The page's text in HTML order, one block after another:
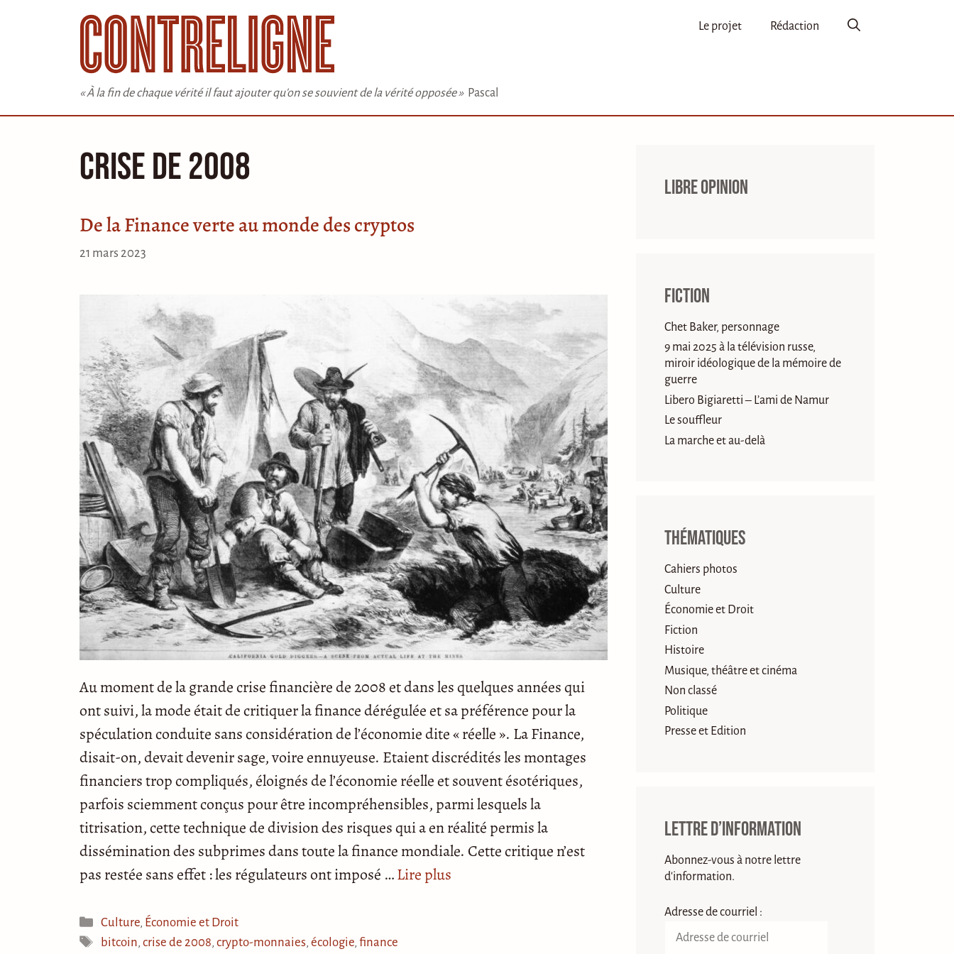
« À la fin de chaque vérité il faut ajouter qu'on se souvient de la vérité opposée » Pascal
Le projet Rédaction
crise de 2008
De la Finance verte au monde des cryptos
21 mars 2023
Au moment de la grande crise financière de 2008 et dans les quelques années qui
ont suivi, la mode était de critiquer la finance dérégulée et sa préférence pour la
spéculation conduite sans considération de l’économie dite « réelle ». La Finance,
disait-on, devait devenir sage, voire ennuyeuse. Etaient discrédités les montages
financiers trop compliqués, éloignés de l’économie réelle et souvent ésotériques,
parfois sciemment conçus pour être incompréhensibles, parmi lesquels la
titrisation, cette technique de division des risques qui a en réalité permis la
dissémination des subprimes dans toute la finance mondiale. Cette critique n’est
pas restée sans effet : les régulateurs ont imposé …Lire plus
Catégories
Culture, Économie et Droit
Étiquettes
bitcoin, crise de 2008, crypto-monnaies, écologie, finance
Libre opinion
Fiction
Chet Baker, personnage
9 mai 2025 à la télévision russe,
miroir idéologique de la mémoire de
guerre
Libero Bigiaretti – L’ami de Namur
Le souffleur
La marche et au-delà
Thématiques
Cahiers photos
Culture
Économie et Droit
Fiction
Histoire
Musique, théâtre et cinéma
Non classé
Politique
Presse et Edition
Lettre d’information
Abonnez-vous à notre lettre
d'information.
Adresse de courriel :